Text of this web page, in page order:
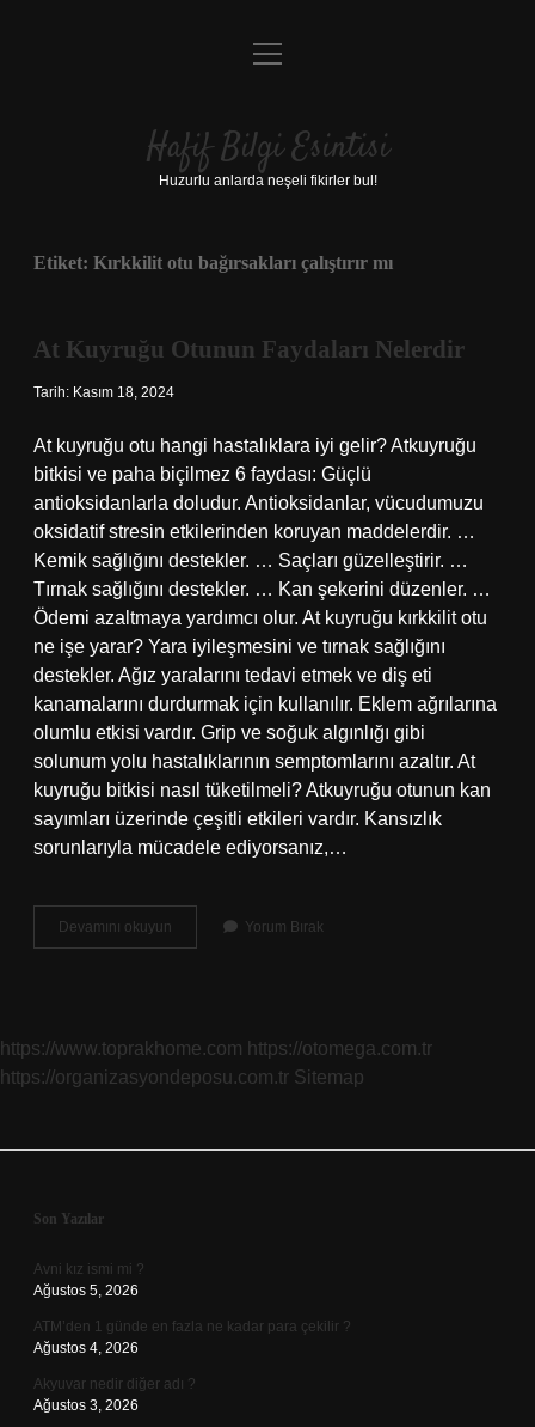
Anasayfa
Yasal Uyarı
menüyü
Hafif Bilgi Esintisi
Huzurlu anlarda neşeli fikirler bul!
Etiket: Kırkkilit otu bağırsakları çalıştırır mı
At Kuyruğu Otunun Faydaları Nelerdir
Tarih: Kasım 18, 2024
At kuyruğu otu hangi hastalıklara iyi gelir? Atkuyruğu
bitkisi ve paha biçilmez 6 faydası: Güçlü
antioksidanlarla doludur. Antioksidanlar, vücudumuzu
oksidatif stresin etkilerinden koruyan maddelerdir. …
Kemik sağlığını destekler. … Saçları güzelleştirir. …
Tırnak sağlığını destekler. … Kan şekerini düzenler. …
Ödemi azaltmaya yardımcı olur. At kuyruğu kırkkilit otu
ne işe yarar? Yara iyileşmesini ve tırnak sağlığını
destekler. Ağız yaralarını tedavi etmek ve diş eti
kanamalarını durdurmak için kullanılır. Eklem ağrılarına
olumlu etkisi vardır. Grip ve soğuk algınlığı gibi
solunum yolu hastalıklarının semptomlarını azaltır. At
kuyruğu bitkisi nasıl tüketilmeli? Atkuyruğu otunun kan
sayımları üzerinde çeşitli etkileri vardır. Kansızlık
sorunlarıyla mücadele ediyorsanız,…
Devamını okuyun
Kuyruğu
Yorum Bırak
https://www.toprakhome.com https://otomega.com.tr
https://organizasyondeposu.com.tr Sitemap
Sidebar
Son Yazılar
Avni kız ismi mi ?
Ağustos 5, 2026
ATM’den 1 günde en fazla ne kadar para çekilir ?
Ağustos 4, 2026
Akyuvar nedir diğer adı ?
Ağustos 3, 2026